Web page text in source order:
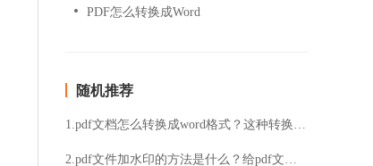
PDF怎么转换成Word
随机推荐
1.pdf文档怎么转换成word格式？这种转换最简单
2.pdf文件加水印的方法是什么？给pdf文件添加水印详细步骤